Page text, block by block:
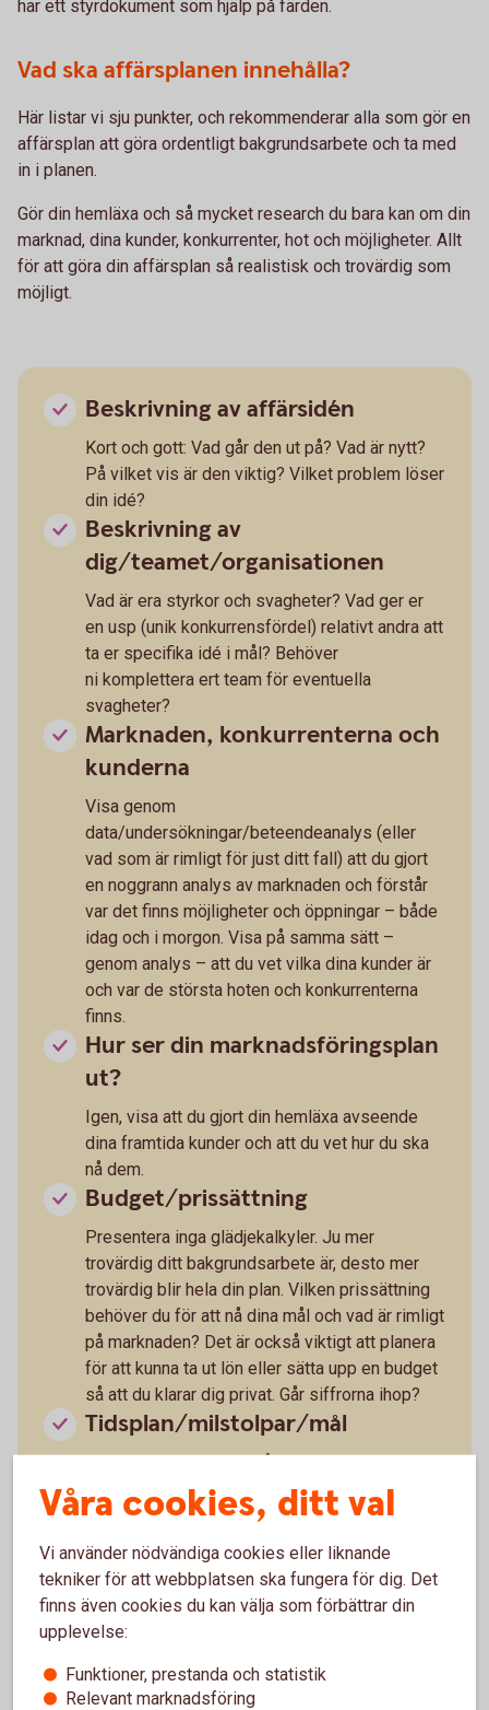
har ett styrdokument som hjälp på färden.
Vad ska affärsplanen innehålla?
Här listar vi sju punkter, och rekommenderar alla som gör en
affärsplan att göra ordentligt bakgrundsarbete och ta med
in i planen.
Gör din hemläxa och så mycket research du bara kan om din
marknad, dina kunder, konkurrenter, hot och möjligheter. Allt
för att göra din affärsplan så realistisk och trovärdig som
möjligt.
Beskrivning av affärsidén
Kort och gott: Vad går den ut på? Vad är nytt?
På vilket vis är den viktig? Vilket problem löser
din idé?
Beskrivning av
dig/teamet/organisationen
Vad är era styrkor och svagheter? Vad ger er
en usp (unik konkurrensfördel) relativt andra att
ta er specifika idé i mål? Behöver
ni komplettera ert team för eventuella
svagheter?
Marknaden, konkurrenterna och
kunderna
Visa genom
data/undersökningar/beteendeanalys (eller
vad som är rimligt för just ditt fall) att du gjort
en noggrann analys av marknaden och förstår
var det finns möjligheter och öppningar – både
idag och i morgon. Visa på samma sätt –
genom analys – att du vet vilka dina kunder är
och var de största hoten och konkurrenterna
finns.
Hur ser din marknadsföringsplan
ut?
Igen, visa att du gjort din hemläxa avseende
dina framtida kunder och att du vet hur du ska
nå dem.
Budget/prissättning
Presentera inga glädjekalkyler. Ju mer
trovärdig ditt bakgrundsarbete är, desto mer
trovärdig blir hela din plan. Vilken prissättning
behöver du för att nå dina mål och vad är rimligt
på marknaden? Det är också viktigt att planera
för att kunna ta ut lön eller sätta upp en budget
så att du klarar dig privat. Går siffrorna ihop?
Tidsplan/milstolpar/mål
Bryt upp din plan i delmål. Det kan handla om
när ska ni ha nått viss omsättning, ett visst
antal kunder, en viss kännedom eller det som
är relevant för just din idé.
Hur ska idén genomföras?
Har du en helt digital plan eller bygger den på
fysiska lokaler? Hur mycket personal behöver
utveckling? Ska du satsa internationellt och vad
Våra cookies, ditt val
Vi använder nödvändiga cookies eller liknande
tekniker för att webbplatsen ska fungera för dig. Det
finns även cookies du kan välja som förbättrar din
upplevelse:
Funktioner, prestanda och statistik
Relevant marknadsföring